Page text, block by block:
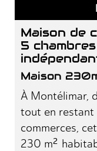
maison de caractère avec piscine,
5
Maison
À Montélimar,
tout en restant
commerces,
230 m²